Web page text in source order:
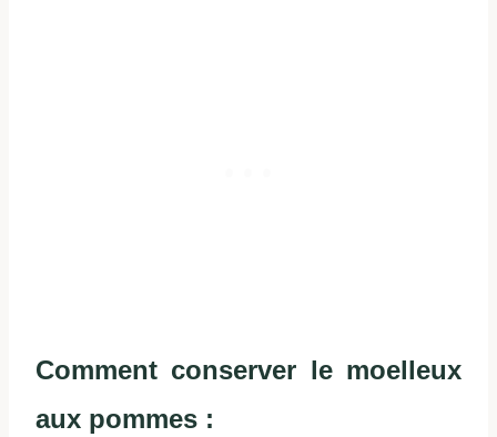
Comment conserver le moelleux
aux pommes :